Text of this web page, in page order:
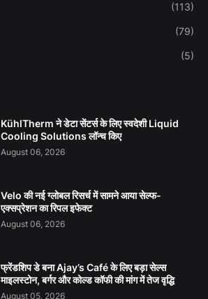
(113)
(79)
(5)
KühlTherm ने डेटा सेंटर्स के लिए स्वदेशी Liquid
Cooling Solutions लॉन्च किए
August 06, 2026
Velo की नई ग्लोबल रिसर्च में सामने आया सेल्फ-
एक्सप्रेशन का रिपल इफेक्ट
August 06, 2026
फ्रेंडशिप डे बना Ajay’s Café के लिए बड़ा सेल्स
माइलस्टोन, बर्गर और कोल्ड कॉफी की मांग में तेज वृद्धि
August 05, 2026